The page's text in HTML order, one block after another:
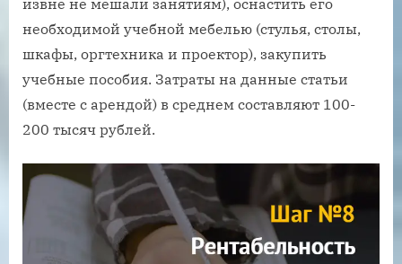
извне не мешали занятиям), оснастить его
необходимой учебной мебелью (стулья, столы,
шкафы, оргтехника и проектор), закупить
учебные пособия. Затраты на данные статьи
(вместе с арендой) в среднем составляют 100-
200 тысяч рублей.